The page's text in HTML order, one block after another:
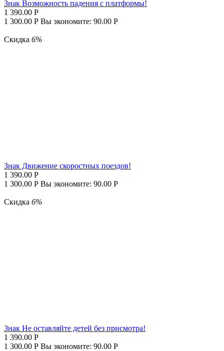
Знак Возможность падения с платформы!
1 390.00 Р
1 300.00 Р Вы экономите: 90.00 Р
Скидка 6%
Знак Движение скоростных поездов!
1 390.00 Р
1 300.00 Р Вы экономите: 90.00 Р
Скидка 6%
Знак Не оставляйте детей без присмотра!
1 390.00 Р
1 300.00 Р Вы экономите: 90.00 Р